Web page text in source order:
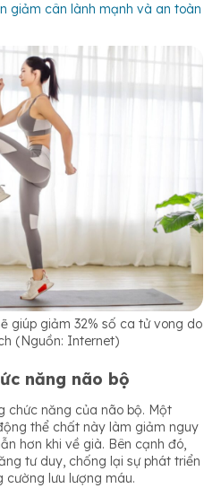
giảm cân lành mạnh và an toàn
giúp giảm 32% số ca tử vong do
(Nguồn: Internet)
năng não bộ
chức năng của não bộ. Một
thể chất này làm giảm nguy
hơn khi về già. Bên cạnh đó,
tư duy, chống lại sự phát triển
cường lưu lượng máu.